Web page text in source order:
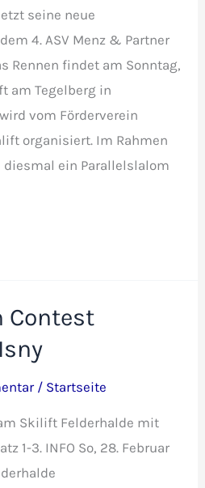
seine neue
4. ASV Menz & Partner
Rennen findet am Sonntag,
am Tegelberg in
vom Förderverein
organisiert. Im Rahmen
diesmal ein Parallelslalom
Contest
/ Startseite
Skilift Felderhalde mit
1-3. INFO So, 28. Februar